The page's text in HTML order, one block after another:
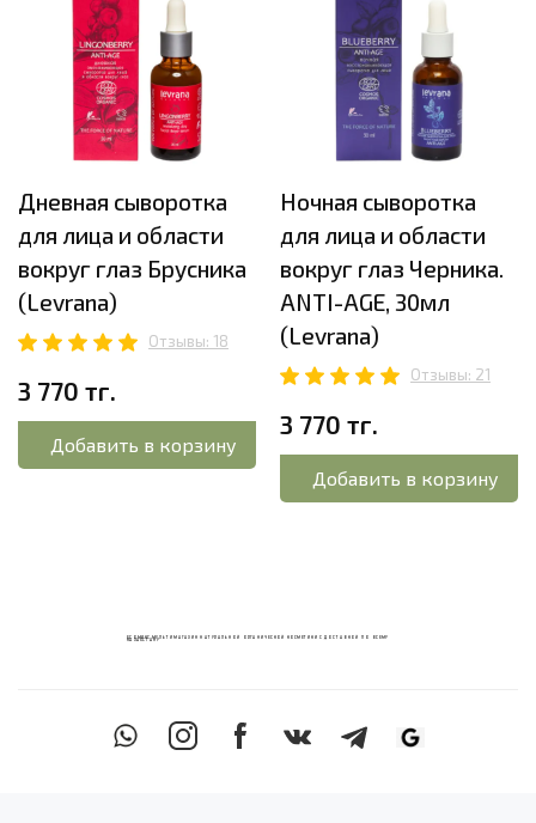
Дневная сыворотка
для лица и области
вокруг глаз Брусника
(Levrana)
Отзывы: 18
3 770 тг.
Добавить в корзину
Ночная сыворотка
для лица и области
вокруг глаз Черника.
ANTI-AGE, 30мл
(Levrana)
Отзывы: 21
3 770 тг.
Добавить в корзину
ECOМИКС МУЛЬТИМАГАЗИН НАТУРАЛЬНОЙ ОРГАНИЧЕСКОЙ КОСМЕТИКИ С ДОСТАВКОЙ ПО ВСЕМУ
КАЗАХСТАНУ